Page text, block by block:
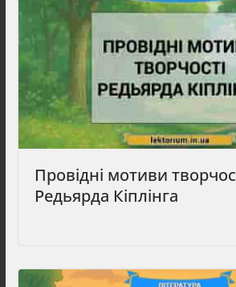
Провідні мотиви
Редьярда Кіплінга